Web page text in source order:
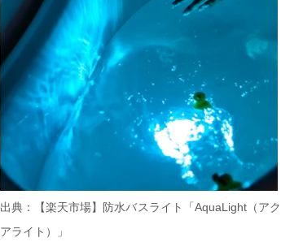
出典：【楽天市場】防水バスライト「AquaLight（アク
アライト）」